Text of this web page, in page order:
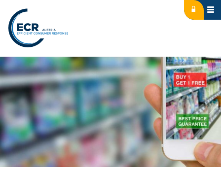
Logo: ECR Austria Icon: